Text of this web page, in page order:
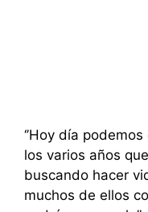
‘’Hoy día
los varios años
buscando hacer
muchos de ellos